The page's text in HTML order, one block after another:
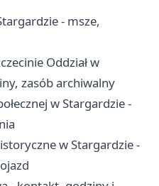
- msze,
Oddział w
zasób archiwalny
w Stargardzie -
w Stargardzie -